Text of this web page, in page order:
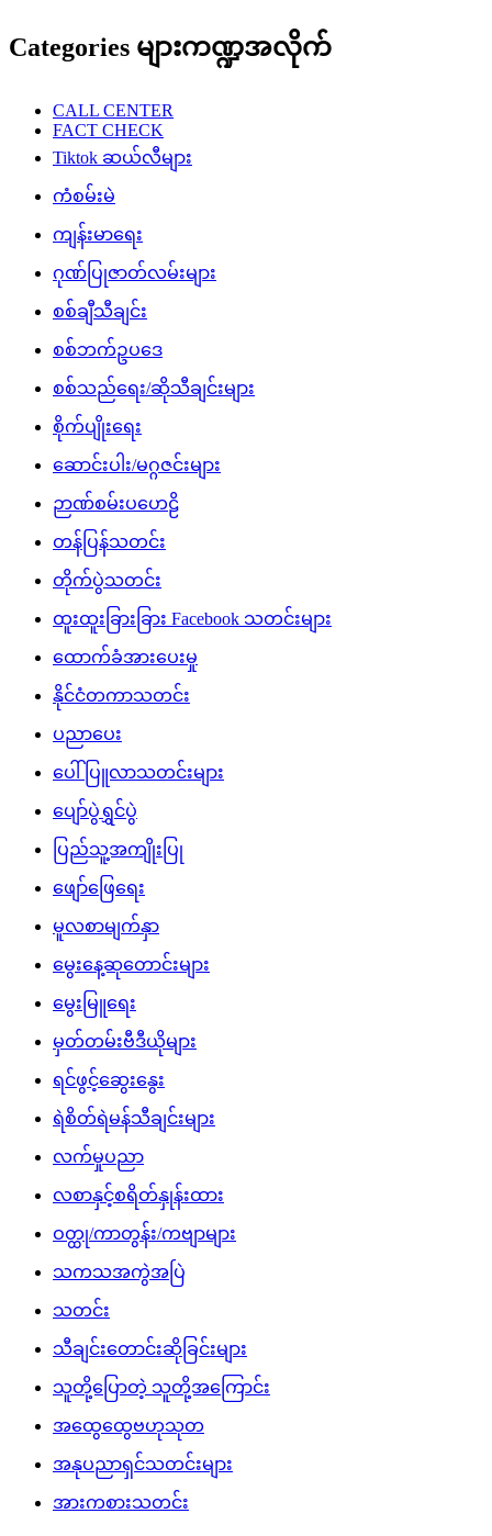
Categories များကဏ္ဍအလိုက်
CALL CENTER
FACT CHECK
Tiktok ဆယ်လီများ
ကံစမ်းမဲ
ကျန်းမာရေး
ဂုဏ်ပြုဇာတ်လမ်းများ
စစ်ချီသီချင်း
စစ်ဘက်ဥပဒေ
စစ်သည်ရေး/ဆိုသီချင်းများ
စိုက်ပျိုးရေး
ဆောင်းပါး/မဂ္ဂဇင်းများ
ဉာဏ်စမ်းပဟေဠိ
တန်ပြန်သတင်း
တိုက်ပွဲသတင်း
ထူးထူးခြားခြား Facebook သတင်းများ
ထောက်ခံအားပေးမှု
နိုင်ငံတကာသတင်း
ပညာပေး
ပေါ်ပြူလာသတင်းများ
ပျော်ပွဲရွှင်ပွဲ
ပြည်သူ့အကျိုးပြု
ဖျော်ဖြေရေး
မူလစာမျက်နှာ
မွေးနေ့ဆုတောင်းများ
မွေးမြူရေး
မှတ်တမ်းဗီဒီယိုများ
ရင်ဖွင့်ဆွေးနွေး
ရဲစိတ်ရဲမန်သီချင်းများ
လက်မှုပညာ
လစာနှင့်စရိတ်နှုန်းထား
ဝတ္ထု/ကာတွန်း/ကဗျာများ
သကသအကွဲအပြဲ
သတင်း
သီချင်းတောင်းဆိုခြင်းများ
သူတို့ပြောတဲ့ သူတို့အကြောင်း
အထွေထွေဗဟုသုတ
အနုပညာရှင်သတင်းများ
အားကစားသတင်း